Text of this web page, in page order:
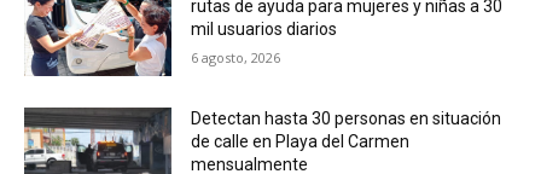
rutas de ayuda para mujeres y niñas a 30
mil usuarios diarios
6 agosto, 2026
Detectan hasta 30 personas en situación
de calle en Playa del Carmen
mensualmente